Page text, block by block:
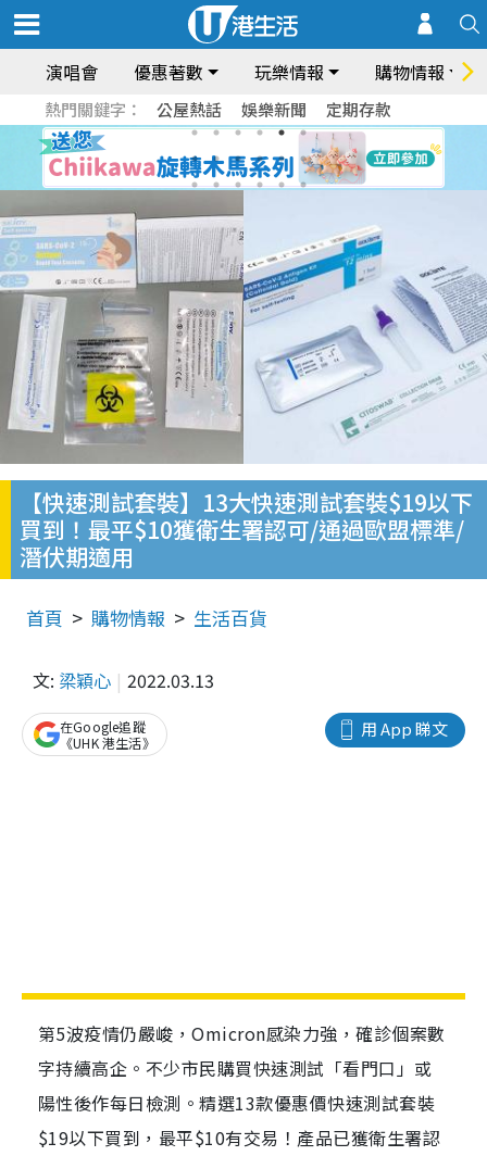
演唱會 優惠著數 玩樂情報 購物情報
熱門關鍵字： 公屋熱話 娛樂新聞 定期存款
【快速測試套裝】13大快速測試套裝$19以下
買到！最平$10獲衛生署認可/通過歐盟標準/
潛伏期適用
首頁 購物情報 生活百貨
文: 梁穎心 2022.03.13
用 App 睇文
在Google追蹤
《UHK 港生活》
第5波疫情仍嚴峻，Omicron感染力強，確診個案數
字持續高企。不少市民購買快速測試「看門口」或
陽性後作每日檢測。精選13款優惠價快速測試套裝
$19以下買到，最平$10有交易！產品已獲衛生署認